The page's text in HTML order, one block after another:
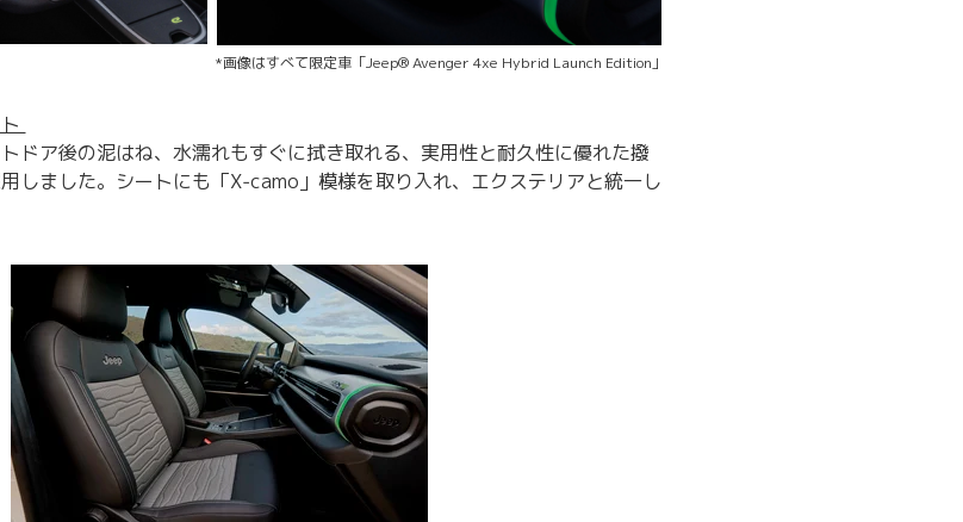
*画像はすべて限定車「Jeep® Avenger 4xe Hybrid Launch Edition」
ドア後の泥はね、水濡れもすぐに拭き取れる、実用性と耐久性に優れた撥
しました。シートにも「X‑camo」模様を取り入れ、エクステリアと統一し